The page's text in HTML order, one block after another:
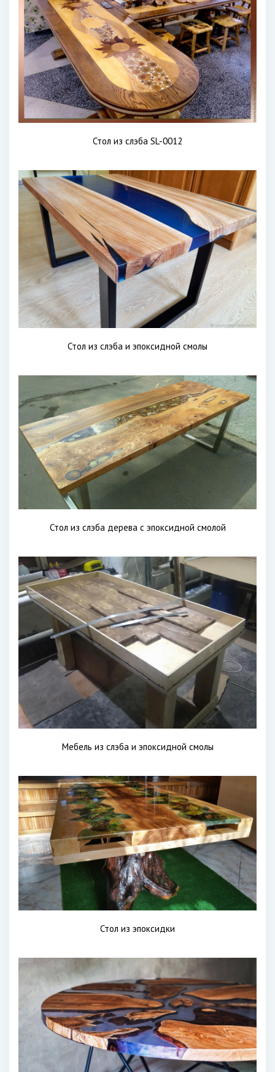
Стол из слэба SL-0012
Стол из слэба и эпоксидной смолы
Стол из слэба дерева с эпоксидной смолой
Мебель из слэба и эпоксидной смолы
Стол из эпоксидки